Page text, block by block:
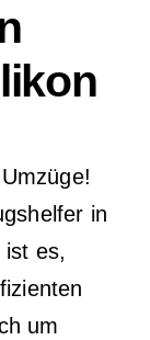
in
ist es,
um